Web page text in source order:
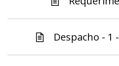
Despacho - 1